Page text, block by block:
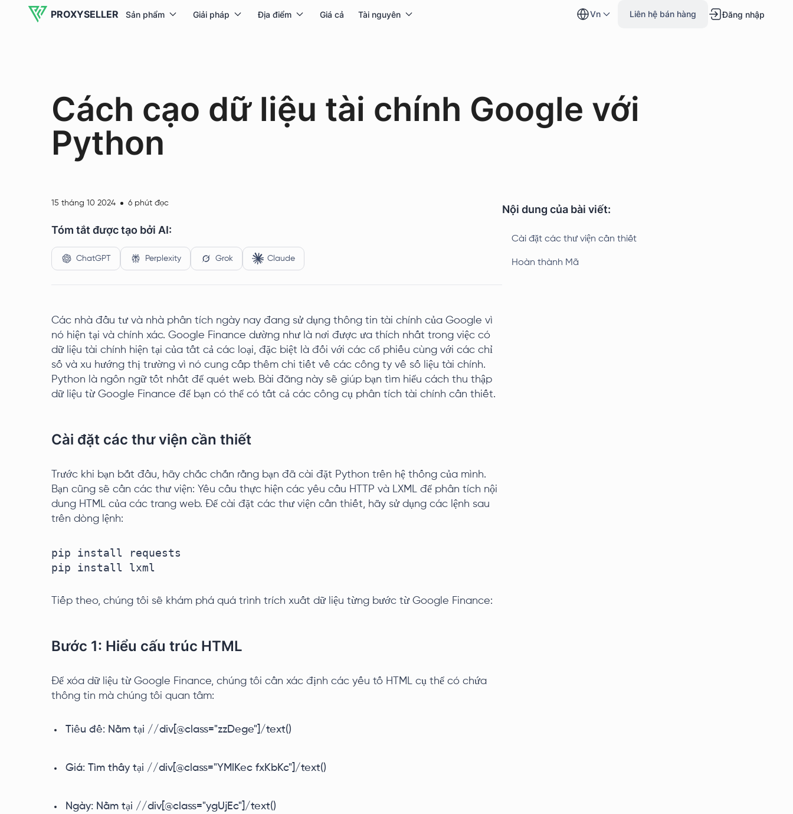
PROXYSELLER Sản phẩm Giải pháp Địa điểm Giá cả Tài nguyên vn Liên hệ bán hàng Đăng nhập
Cách cạo dữ liệu tài chính Google với
Python
15 tháng 10 2024 6 phút đọc
Tóm tắt được tạo bởi AI:
ChatGPT Perplexity Grok Claude
Các nhà đầu tư và nhà phân tích ngày nay đang sử dụng thông tin tài chính của Google vì
nó hiện tại và chính xác. Google Finance dường như là nơi được ưa thích nhất trong việc có
dữ liệu tài chính hiện tại của tất cả các loại, đặc biệt là đối với các cổ phiếu cùng với các chỉ
số và xu hướng thị trường vì nó cung cấp thêm chi tiết về các công ty về số liệu tài chính.
Python là ngôn ngữ tốt nhất để quét web. Bài đăng này sẽ giúp bạn tìm hiểu cách thu thập
dữ liệu từ Google Finance để bạn có thể có tất cả các công cụ phân tích tài chính cần thiết.
Cài đặt các thư viện cần thiết
Trước khi bạn bắt đầu, hãy chắc chắn rằng bạn đã cài đặt Python trên hệ thống của mình.
Bạn cũng sẽ cần các thư viện: Yêu cầu thực hiện các yêu cầu HTTP và LXML để phân tích nội
dung HTML của các trang web. Để cài đặt các thư viện cần thiết, hãy sử dụng các lệnh sau
trên dòng lệnh:
pip install requests
pip install lxml
Tiếp theo, chúng tôi sẽ khám phá quá trình trích xuất dữ liệu từng bước từ Google Finance:
Bước 1: Hiểu cấu trúc HTML
Để xóa dữ liệu từ Google Finance, chúng tôi cần xác định các yếu tố HTML cụ thể có chứa
thông tin mà chúng tôi quan tâm:
Tiêu đề: Nằm tại //div[@class="zzDege"]/text()
Giá: Tìm thấy tại //div[@class="YMlKec fxKbKc"]/text()
Ngày: Nằm tại //div[@class="ygUjEc"]/text()
Nội dung của bài viết:
Cài đặt các thư viện cần thiết
Hoàn thành Mã